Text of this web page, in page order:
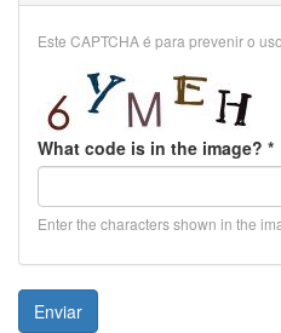
Este CAPTCHA é para prevenir o
What code is in the image? *
Enter the characters shown in the
Enviar